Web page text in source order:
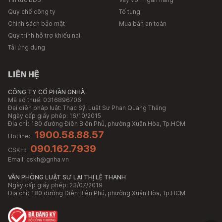
Quy chế công ty
Chính sách bảo mật
Quy trình hỗ trợ khiếu nại
Tải ứng dụng
Tố tụng
Mua bán an toàn
LIÊN HỆ
CÔNG TY CỔ PHẦN GNHÀ
Mã số thuế: 0316896706
Đại diện pháp luật: Thạc Sỹ, Luật Sư Phan Quang Thắng
Ngày cấp giấy phép: 16/10/2015
Địa chỉ: 180 đường Điện Biên Phủ, phường Xuân Hòa, Tp.HCM
Hotline:
1900.58.88.57
CSKH: 090.162.7939
Email: cskh@gnha.vn
VĂN PHÒNG LUẬT SƯ LẠI THỊ LỆ THANH
Ngày cấp giấy phép: 23/07/2019
Địa chỉ: 180 đường Điện Biên Phủ, phường Xuân Hòa, Tp.HCM